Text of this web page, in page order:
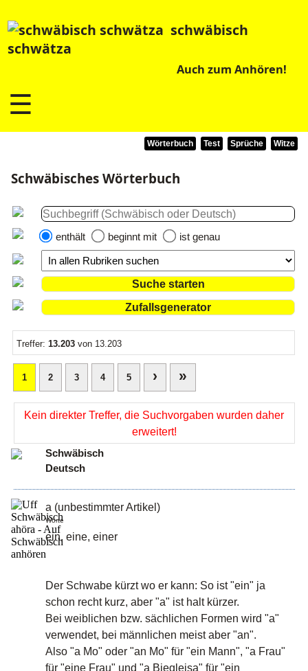
schwäbisch
schwätza
Auch zum Anhören!
☰
Wörterbuch Test Sprüche Witze
Schwäbisches Wörterbuch
enthält beginnt mit ist genau
Treffer: 13.203 von 13.203
1 2 3 4 5 › »
Kein direkter Treffer, die Suchvorgaben wurden daher
erweitert!
Schwäbisch
Deutsch
a (unbestimmter Artikel)
Worte
ein, eine, einer
Der Schwabe kürzt wo er kann: So ist "ein" ja
schon recht kurz, aber "a" ist halt kürzer.
Bei weiblichen bzw. sächlichen Formen wird "a"
verwendet, bei männlichen meist aber "an".
Also "a Mo" oder "an Mo" für "ein Mann", "a Frau"
für "eine Frau" und "a Biegleisa" für "ein